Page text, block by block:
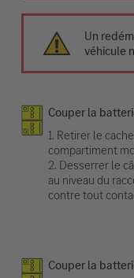
Un
véhicule
Couper la
1. Retirer le
compartiment
2. Desserrer le
au niveau du
contre tout
Couper la